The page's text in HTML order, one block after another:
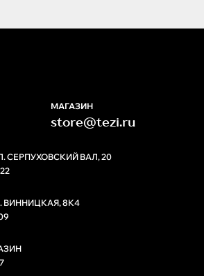
СЕРПУХОВСКИЙ ВАЛ, 20
ВИННИЦКАЯ, 8К4
МАГАЗИН
store@tezi.ru